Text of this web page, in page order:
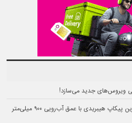
ویروس‌های جدید می‌سازد!
چری جتور F700 PHEV؛ قدرتمندترین پیکاپ هیبریدی با عمق آب‌رویی ۹۰۰ میلی‌متر